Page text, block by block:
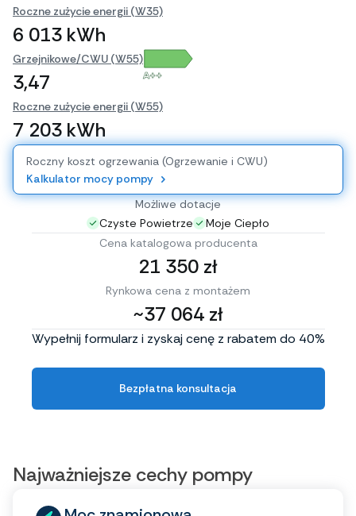
Roczne zużycie energii (W35)
6 013 kWh
Grzejnikowe/CWU (W55)
3,47 A++
Roczne zużycie energii (W55)
7 203 kWh
Roczny koszt ogrzewania (Ogrzewanie i CWU)
Kalkulator mocy pompy
Możliwe dotacje
Czyste Powietrze
Moje Ciepło
Cena katalogowa producenta
21 350 zł
Rynkowa cena z montażem
~37 064 zł
Wypełnij formularz i zyskaj cenę z rabatem do 40%
Bezpłatna konsultacja
Najważniejsze cechy pompy